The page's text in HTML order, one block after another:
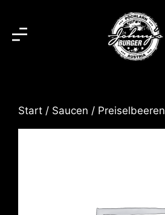
Start / Saucen / Preiselbeeren